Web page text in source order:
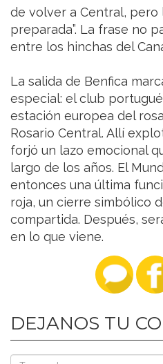
de volver a Central, pero
preparada”. La frase no
entre los hinchas del
La salida de Benfica
especial: el club
estación europea del
Rosario Central. Allí
forjó un lazo emocional
largo de los años. El
entonces una última
roja, un cierre simbólico
compartida. Después,
en lo que viene.
DEJANOS TU